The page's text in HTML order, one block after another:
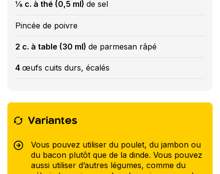
⅛ c. à thé (0,5 ml) de sel
Pincée de poivre
2 c. à table (30 ml) de parmesan râpé
4 œufs cuits durs, écalés
Variantes
Vous pouvez utiliser du poulet, du jambon ou
du bacon plutôt que de la dinde. Vous pouvez
aussi utiliser d’autres légumes, comme du